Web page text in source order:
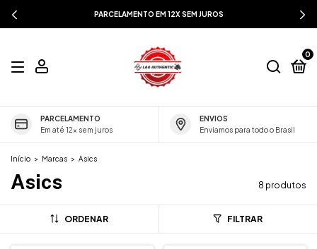
PARCELAMENTO EM 12X SEM JUROS
0
PARCELAMENTO
Em até 12x sem juros
ENVIOS
Enviamos para todo o Brasil
Início > Marcas > Asics
Asics 8 produtos
ORDENAR FILTRAR